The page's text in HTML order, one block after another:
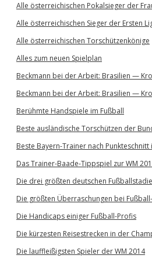
Alle österreichischen Pokalsieger der
Alle österreichischen Sieger der Ersten
Alle österreichischen Torschützenkönige
Alles zum neuen Spielplan
Beckmann bei der Arbeit: Brasilien —
Beckmann bei der Arbeit: Brasilien —
Berühmte Handspiele im Fußball
Beste ausländische Torschützen der
Beste Bayern-Trainer nach
Das Trainer-Baade-Tippspiel zur WM
Die drei größten deutschen
Die größten Überraschungen bei
Die Handicaps einiger Fußball-Profis
Die kürzesten Reisestrecken in der
Die lauffleißigsten Spieler der WM 2014